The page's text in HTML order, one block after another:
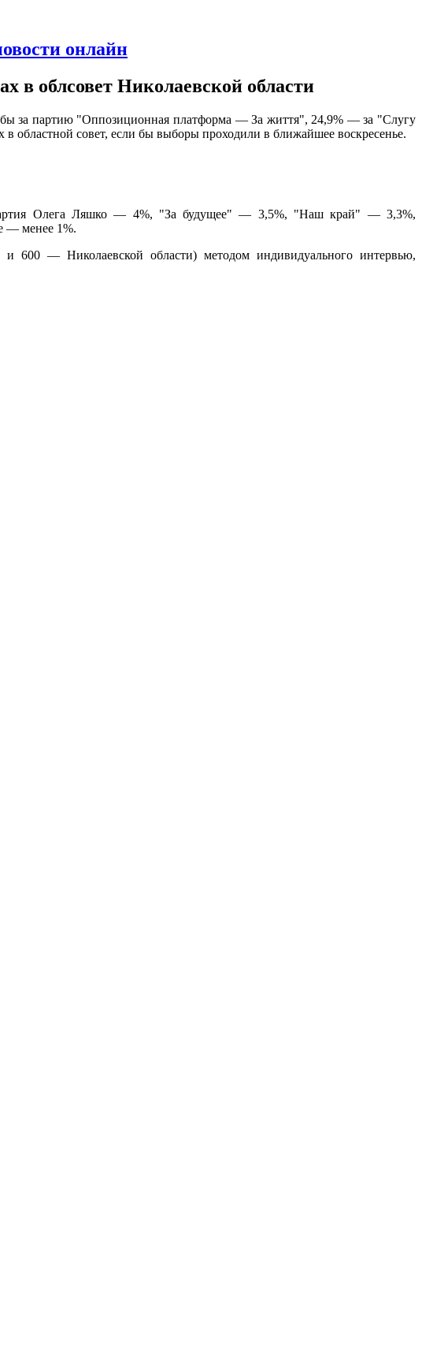
онлайн
облсовет Николаевской области
бы за партию "Оппозиционная платформа — За життя", 24,9% — за "Слугу
совет, если бы выборы проходили в ближайшее воскресенье.
партия Олега Ляшко — 4%, "За будущее" — 3,5%, "Наш край" — 3,3%,
— менее 1%.
600 — Николаевской области) методом индивидуального интервью,